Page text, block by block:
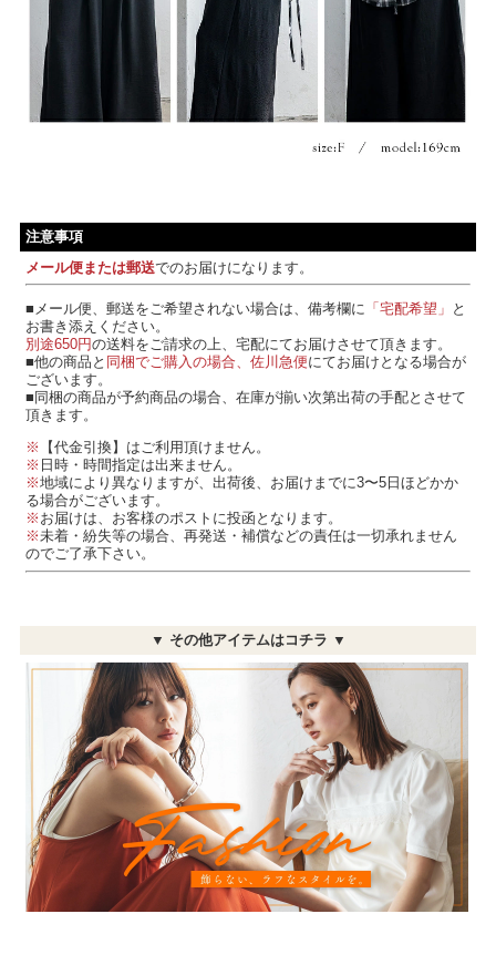
注意事項
メール便または郵送でのお届けになります。
■メール便、郵送をご希望されない場合は、備考欄に 「宅配希望」 と
お書き添えください。
別途650円の送料をご請求の上、宅配にてお届けさせて頂きます。
■他の商品と 同梱でご購入の場合、佐川急便にてお届けとなる場合が
ございます。
■同梱の商品が予約商品の場合、在庫が揃い次第出荷の手配とさせて
頂きます。
※
【代金引換】はご利用頂けません。
※ 日時・時間指定は出来ません。
※地域により異なりますが、出荷後、お届けまでに3〜5日ほどかか
る場合がございます。
※ お届けは、お客様のポストに投函となります。
※未着・紛失等の場合、再発送・補償などの責任は一切承れません
のでご了承下さい。
▼ その他アイテムはコチラ ▼